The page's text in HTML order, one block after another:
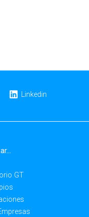
Linkedin
GT